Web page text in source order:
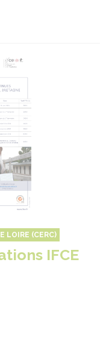
LOIRE (CERC)
IFCE